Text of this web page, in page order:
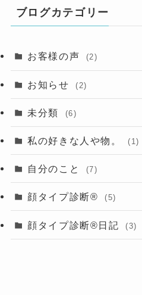
ブログカテゴリー
お客様の声 (2)
お知らせ (2)
未分類 (6)
私の好きな人や物。 (1)
自分のこと (7)
顔タイプ診断®︎ (5)
顔タイプ診断®︎日記 (3)